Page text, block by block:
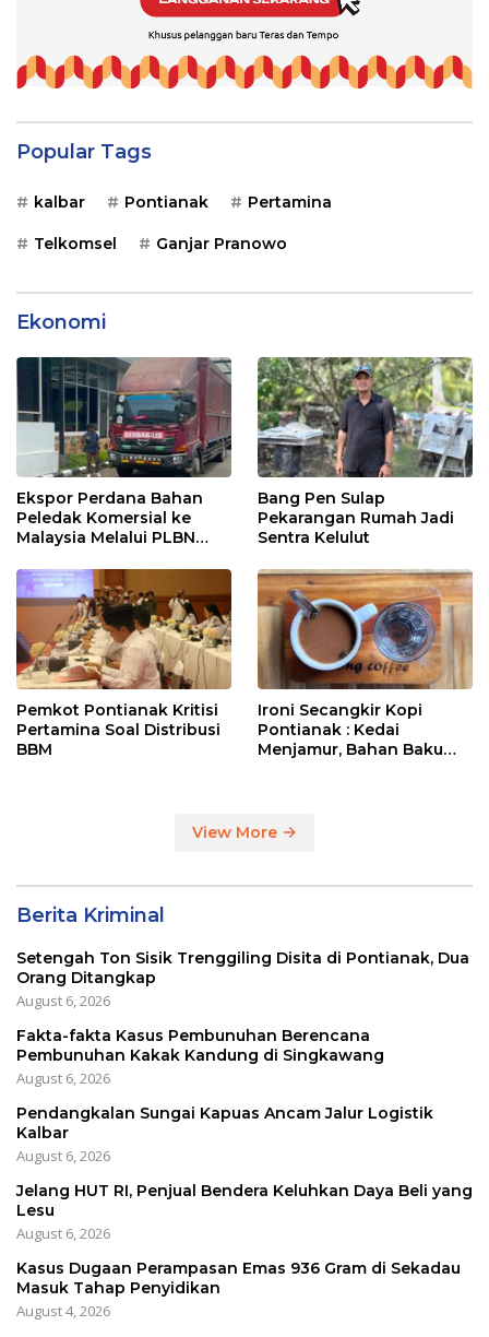
Popular Tags
kalbar Pontianak Pertamina
Telkomsel Ganjar Pranowo
Ekonomi
Ekspor Perdana Bahan
Peledak Komersial ke
Malaysia Melalui PLBN
Bang Pen Sulap
Pekarangan Rumah Jadi
Sentra Kelulut
Pemkot Pontianak Kritisi
Pertamina Soal Distribusi
BBM
Ironi Secangkir Kopi
Pontianak : Kedai
Menjamur, Bahan Baku
View More
Berita Kriminal
Setengah Ton Sisik Trenggiling Disita di Pontianak, Dua
Orang Ditangkap
August 6, 2026
Fakta-fakta Kasus Pembunuhan Berencana
Pembunuhan Kakak Kandung di Singkawang
August 6, 2026
Pendangkalan Sungai Kapuas Ancam Jalur Logistik
Kalbar
August 6, 2026
Jelang HUT RI, Penjual Bendera Keluhkan Daya Beli yang
Lesu
August 6, 2026
Kasus Dugaan Perampasan Emas 936 Gram di Sekadau
Masuk Tahap Penyidikan
August 4, 2026